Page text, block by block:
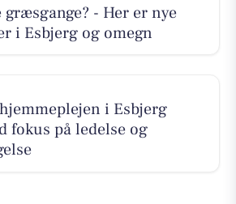
græsgange? - Her er nye
i Esbjerg og omegn
i Esbjerg
fokus på ledelse og